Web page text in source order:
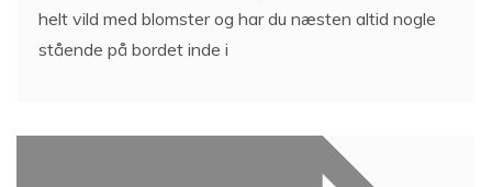
helt vild med blomster og har du næsten altid nogle
stående på bordet inde i